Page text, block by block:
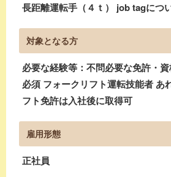
長距離運転手（４ｔ） job tagにつ
対象となる方
必要な経験等：不問必要な免許・
必須 フォークリフト運転技能者 あ
フト免許は入社後に取得可
雇用形態
正社員